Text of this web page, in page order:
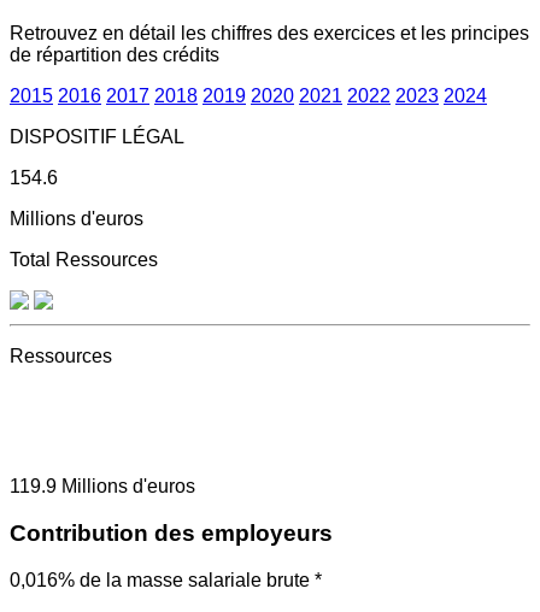
Retrouvez en détail les chiffres des exercices et les principes
de répartition des crédits
2015 2016 2017 2018 2019 2020 2021 2022 2023 2024
DISPOSITIF LÉGAL
154.6
Millions d'euros
Total Ressources
Ressources
119.9 Millions d'euros
Contribution des employeurs
0,016% de la masse salariale brute *